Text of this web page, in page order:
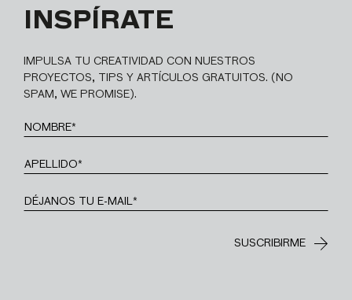
INSPÍRATE
IMPULSA TU CREATIVIDAD CON NUESTROS
PROYECTOS, TIPS Y ARTÍCULOS GRATUITOS. (NO
SPAM, WE PROMISE).